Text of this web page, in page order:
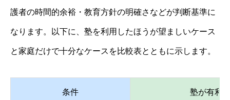
護者の時間的余裕・教育方針の明確さなどが判断基準に
なります。以下に、塾を利用したほうが望ましいケース
と家庭だけで十分なケースを比較表とともに示します。
条件 塾が有利